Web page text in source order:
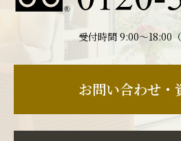
受付時間 9:00〜18:00（
お問い合わせ・